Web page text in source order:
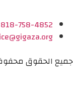
818-758-4852
جميع الحقوق محفوظة